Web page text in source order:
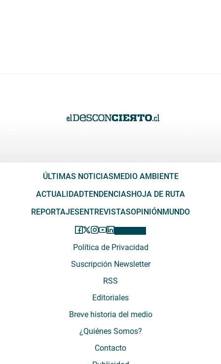
ÚLTIMAS NOTICIAS MEDIO AMBIENTE
ACTUALIDADTENDENCIAS HOJA DE RUTA
REPORTAJES ENTREVISTASOPINIÓN MUNDO
Política de Privacidad
Suscripción Newsletter
RSS
Editoriales
Breve historia del medio
¿Quiénes Somos?
Contacto